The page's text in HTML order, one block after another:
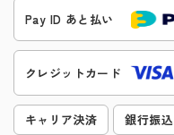
Pay ID あと払い
クレジットカード
キャリア決済 銀行振込